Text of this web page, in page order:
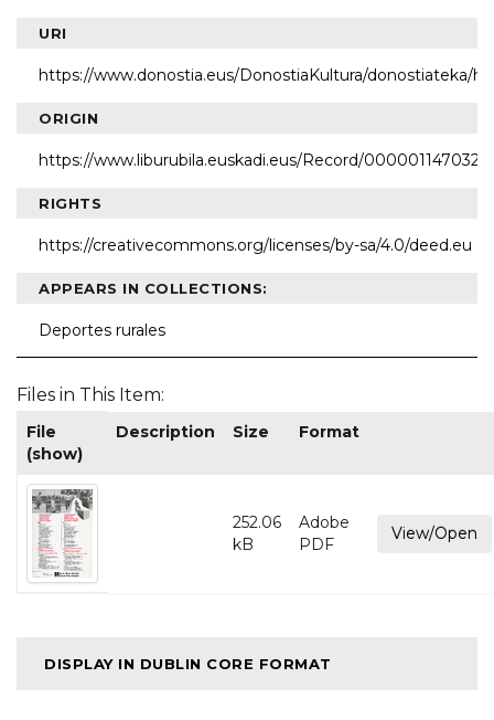
URI
https://www.donostia.eus/DonostiaKultura/donostiateka/
ORIGIN
https://www.liburubila.euskadi.eus/Record/000001147032
RIGHTS
https://creativecommons.org/licenses/by-sa/4.0/deed.eu
APPEARS IN COLLECTIONS:
Deportes rurales
Files in This Item:
File
(show)
Description Size Format
252.06
kB
Adobe
PDF
View/Open
DISPLAY IN DUBLIN CORE FORMAT